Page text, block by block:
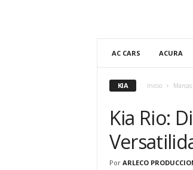
AC CARS ACURA
KIA Inicio Marcas
Kia Rio:
Por ARLECO